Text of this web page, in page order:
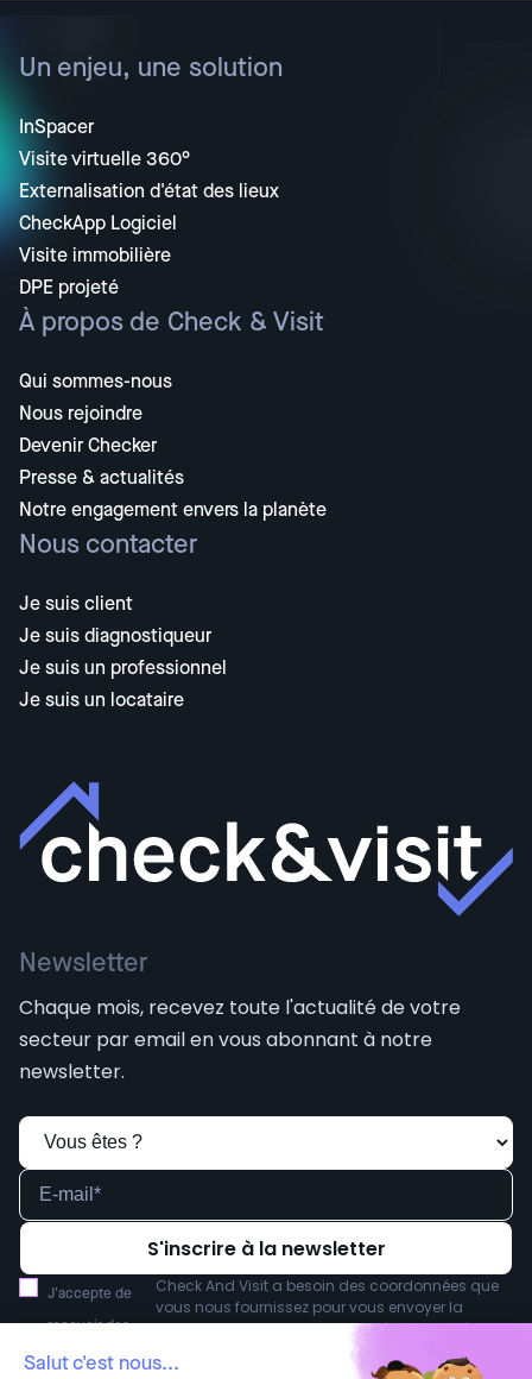
Salut c'est nous...
Un enjeu, une solution
InSpacer
Visite virtuelle 360°
Externalisation d'état des lieux
CheckApp Logiciel
Visite immobilière
DPE projeté
À propos de Check & Visit
Qui sommes-nous
Nous rejoindre
Devenir Checker
Presse & actualités
Notre engagement envers la planète
Nous contacter
Je suis client
Je suis diagnostiqueur
Je suis un professionnel
Je suis un locataire
Newsletter
Chaque mois, recevez toute l'actualité de votre
secteur par email en vous abonnant à notre
newsletter.
J'accepte de
recevoir des
communications
Check And Visit a besoin des coordonnées que
vous nous fournissez pour vous envoyer la
newsletter. Vous pouvez vous désabonner à tout
moment. Pour en savoir plus sur nos modalités
de désabonnement et notre engagement vis-à-